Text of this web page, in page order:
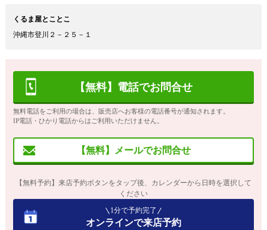
くるま屋とことこ
沖縄市登川２－２５－１
【無料】電話でお問合せ
無料電話をご利用の場合は、販売店へお客様の電話番号が通知されます。
IP電話・ひかり電話からはご利用いただけません。
【無料】メールでお問合せ
【無料予約】来店予約ボタンをタップ後、カレンダーから日時を選択して
ください
1分で予約完了
オンラインで来店予約